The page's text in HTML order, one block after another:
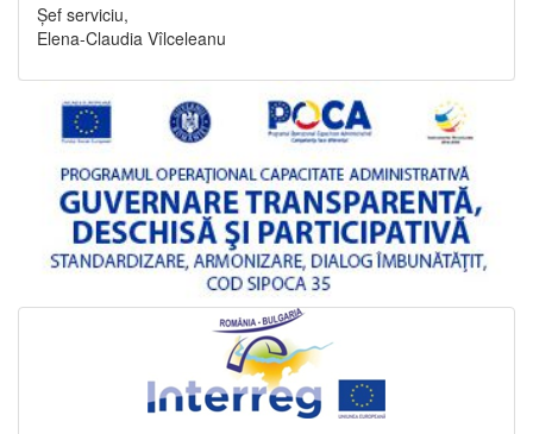
Șef serviciu,
Elena-Claudia Vîlceleanu